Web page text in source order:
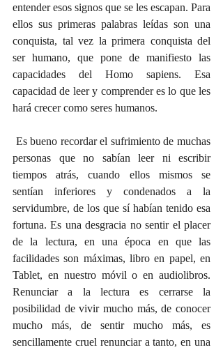
entender esos signos que se les escapan. Para
ellos sus primeras palabras leídas son una
conquista, tal vez la primera conquista del
ser humano, que pone de manifiesto las
capacidades del Homo sapiens. Esa
capacidad de leer y comprender es lo que les
hará crecer como seres humanos.
Es bueno recordar el sufrimiento de muchas
personas que no sabían leer ni escribir
tiempos atrás, cuando ellos mismos se
sentían inferiores y condenados a la
servidumbre, de los que sí habían tenido esa
fortuna. Es una desgracia no sentir el placer
de la lectura, en una época en que las
facilidades son máximas, libro en papel, en
Tablet, en nuestro móvil o en audiolibros.
Renunciar a la lectura es cerrarse la
posibilidad de vivir mucho más, de conocer
mucho más, de sentir mucho más, es
sencillamente cruel renunciar a tanto, en una